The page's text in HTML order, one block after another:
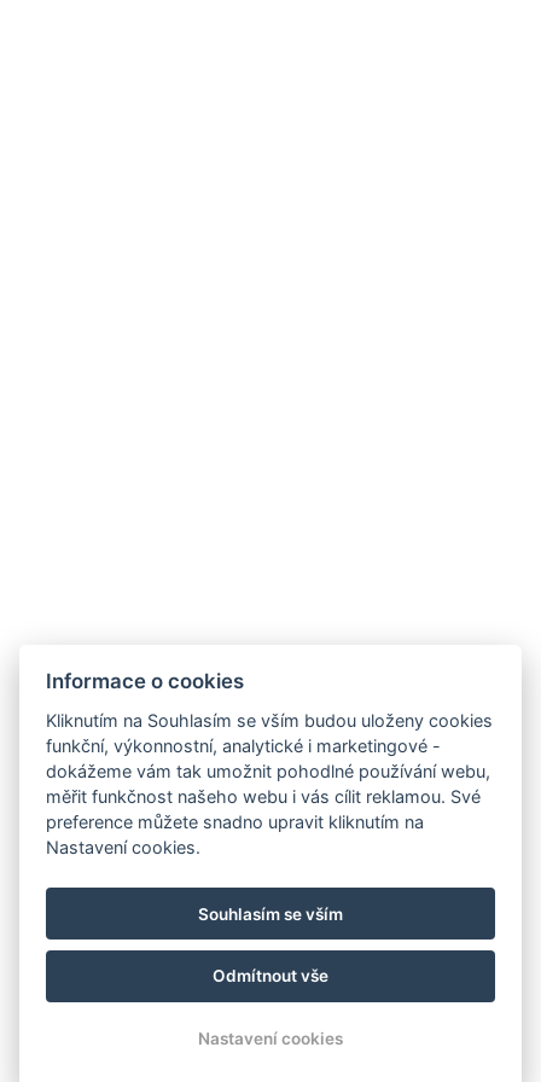
Golden Key apartments
5. května 33/18,
E-mail:pecenal@gmail.com
Telefon:+420 603 382 450
Informace o cookies
Kliknutím na Souhlasím se vším budou uloženy cookies
funkční, výkonnostní, analytické i marketingové -
dokážeme vám tak umožnit pohodlné používání webu,
měřit funkčnost našeho webu i vás cílit reklamou. Své
preference můžete snadno upravit kliknutím na
Nastavení cookies.
Souhlasím se vším
Odmítnout vše
Nastavení cookies